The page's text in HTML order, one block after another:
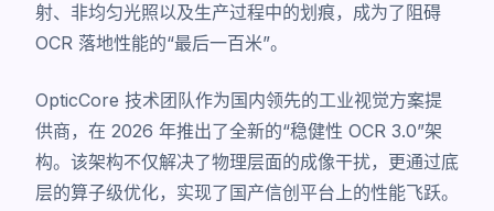
射、非均匀光照以及生产过程中的划痕，成为了阻碍
OCR 落地性能的“最后一百米”。
OpticCore 技术团队作为国内领先的工业视觉方案提
供商，在 2026 年推出了全新的“稳健性 OCR 3.0”架
构。该架构不仅解决了物理层面的成像干扰，更通过底
层的算子级优化，实现了国产信创平台上的性能飞跃。